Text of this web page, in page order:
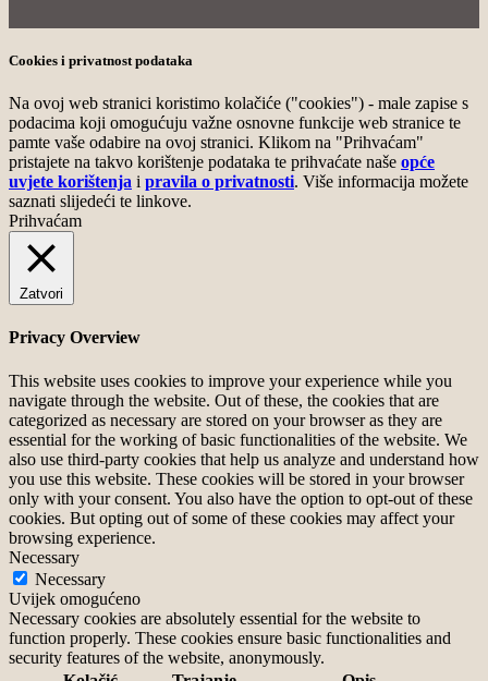
Cookies i privatnost podataka
Na ovoj web stranici koristimo kolačiće ("cookies") - male zapise s
podacima koji omogućuju važne osnovne funkcije web stranice te
pamte vaše odabire na ovoj stranici. Klikom na "Prihvaćam"
pristajete na takvo korištenje podataka te prihvaćate naše opće
uvjete korištenja i pravila o privatnosti. Više informacija možete
saznati slijedeći te linkove.
Prihvaćam
Zatvori
Privacy Overview
This website uses cookies to improve your experience while you
navigate through the website. Out of these, the cookies that are
categorized as necessary are stored on your browser as they are
essential for the working of basic functionalities of the website. We
also use third-party cookies that help us analyze and understand how
you use this website. These cookies will be stored in your browser
only with your consent. You also have the option to opt-out of these
cookies. But opting out of some of these cookies may affect your
browsing experience.
Necessary
Necessary
Uvijek omogućeno
Necessary cookies are absolutely essential for the website to
function properly. These cookies ensure basic functionalities and
security features of the website, anonymously.